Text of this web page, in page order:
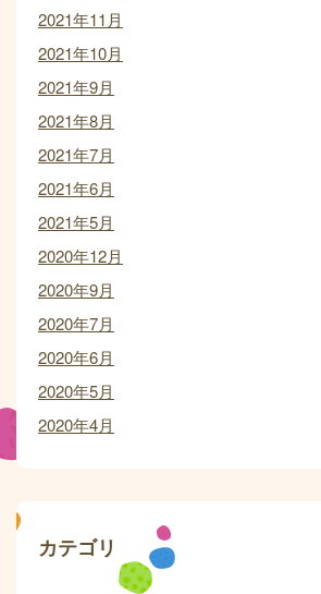
2021年11月
2021年10月
2021年9月
2021年8月
2021年7月
2021年6月
2021年5月
2020年12月
2020年9月
2020年7月
2020年6月
2020年5月
2020年4月
カテゴリ